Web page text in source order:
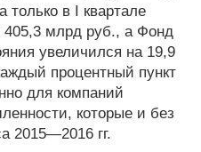
в I квартале
405,3 млрд руб., а Фонд
увеличился на 19,9
процентный пункт
для компаний
которые и без
2015—2016 гг.